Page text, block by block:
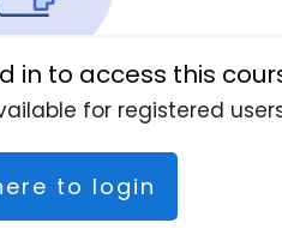
in to access this
for registered
to login